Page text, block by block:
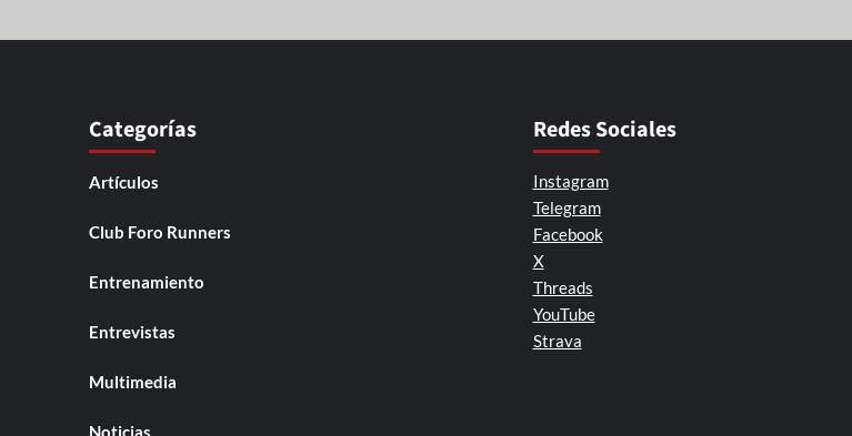
Categorías
Artículos
Club Foro Runners
Entrenamiento
Entrevistas
Multimedia
Redes Sociales
Instagram
Telegram
Facebook
X
Threads
YouTube
Strava